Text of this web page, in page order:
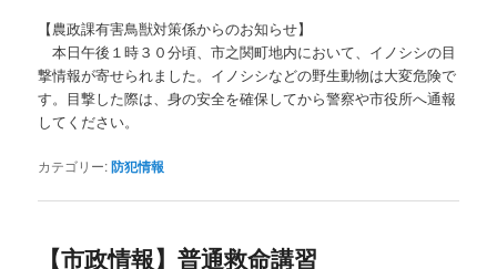
【農政課有害鳥獣対策係からのお知らせ】
本日午後１時３０分頃、市之関町地内において、イノシシの目
撃情報が寄せられました。イノシシなどの野生動物は大変危険で
す。目撃した際は、身の安全を確保してから警察や市役所へ通報
してください。
カテゴリー:防犯情報
【市政情報】普通救命講習